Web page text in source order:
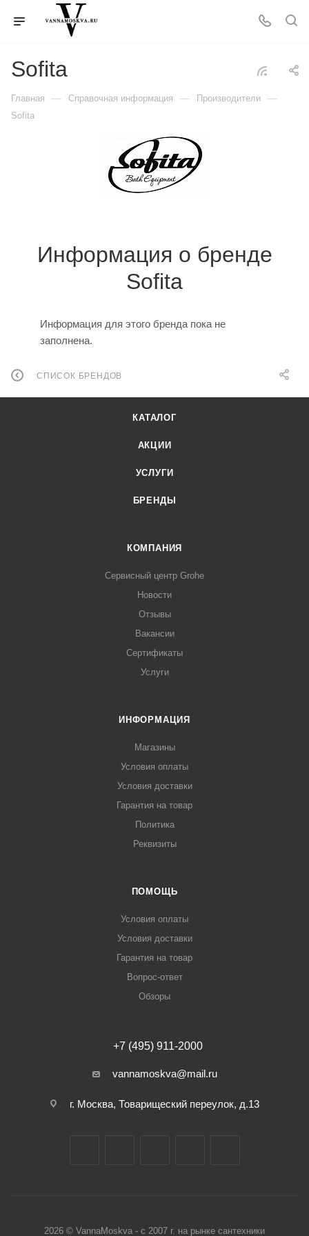
Sofita
Главная — Справочная информация — Производители —
Sofita
Информация о бренде
Sofita
Информация для этого бренда пока не
заполнена.
СПИСОК БРЕНДОВ
КАТАЛОГ
АКЦИИ
УСЛУГИ
БРЕНДЫ
КОМПАНИЯ
Сервисный центр Grohe
Новости
Отзывы
Вакансии
Сертификаты
Услуги
ИНФОРМАЦИЯ
Магазины
Условия оплаты
Условия доставки
Гарантия на товар
Политика
Реквизиты
ПОМОЩЬ
Условия оплаты
Условия доставки
Гарантия на товар
Вопрос-ответ
Обзоры
+7 (495) 911-2000
vannamoskva@mail.ru
г. Москва, Товарищеский переулок, д.13
2026 © VannaMoskva - с 2007 г. на рынке сантехники